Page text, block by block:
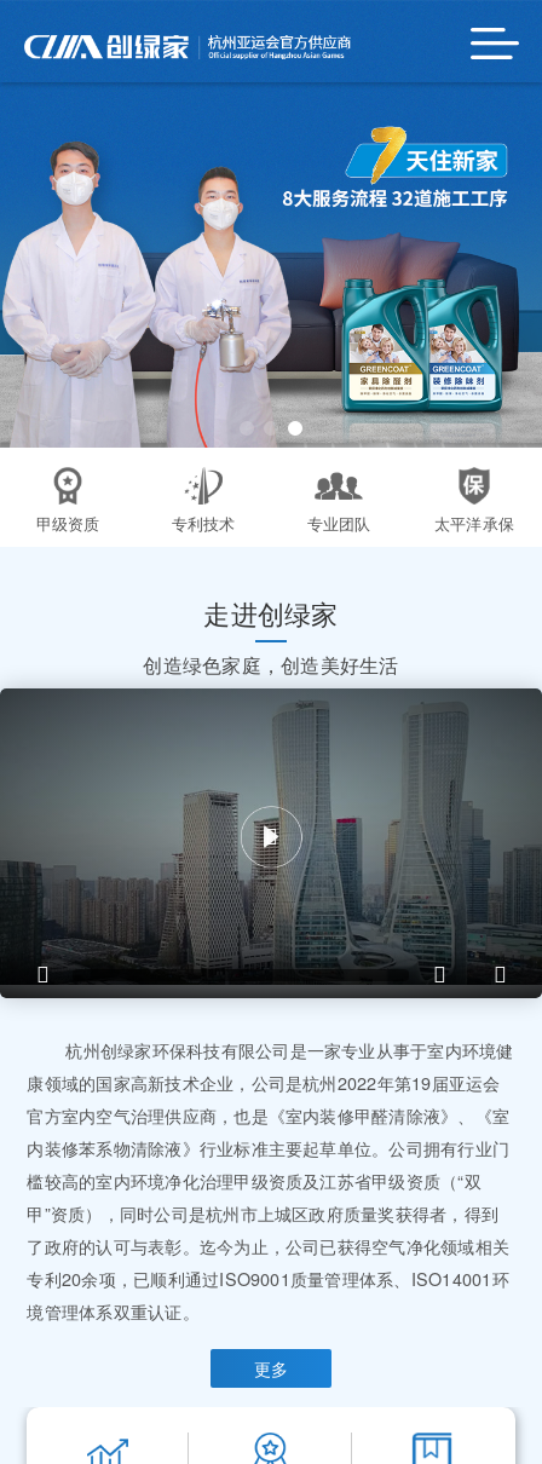
甲级资质 专利技术 专业团队 太平洋承保
走进创绿家
创造绿色家庭，创造美好生活
杭州创绿家环保科技有限公司是一家专业从事于室内环境健
康领域的国家高新技术企业，公司是杭州2022年第19届亚运会
官方室内空气治理供应商，也是《室内装修甲醛清除液》、《室
内装修苯系物清除液》行业标准主要起草单位。公司拥有行业门
槛较高的室内环境净化治理甲级资质及江苏省甲级资质（“双
甲”资质），同时公司是杭州市上城区政府质量奖获得者，得到
了政府的认可与表彰。迄今为止，公司已获得空气净化领域相关
专利20余项，已顺利通过ISO9001质量管理体系、ISO14001环
境管理体系双重认证。
更多